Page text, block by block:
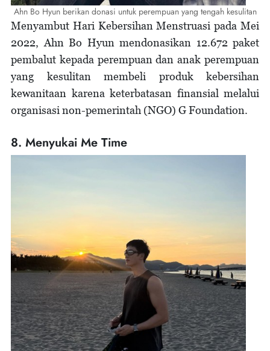
Ahn Bo Hyun berikan donasi untuk perempuan yang tengah kesulitan
Menyambut Hari Kebersihan Menstruasi pada Mei
2022, Ahn Bo Hyun mendonasikan 12.672 paket
pembalut kepada perempuan dan anak perempuan
yang kesulitan membeli produk kebersihan
kewanitaan karena keterbatasan finansial melalui
organisasi non-pemerintah (NGO) G Foundation.
8. Menyukai Me Time